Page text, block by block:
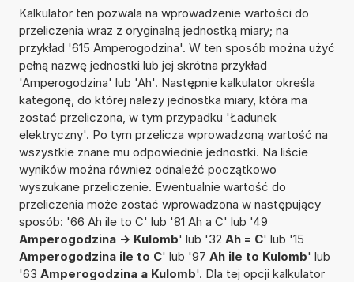
Kalkulator ten pozwala na wprowadzenie wartości do
przeliczenia wraz z oryginalną jednostką miary; na
przykład '615 Amperogodzina'. W ten sposób można użyć
pełną nazwę jednostki lub jej skrótna przykład
'Amperogodzina' lub 'Ah'. Następnie kalkulator określa
kategorię, do której należy jednostka miary, która ma
zostać przeliczona, w tym przypadku 'Ładunek
elektryczny'. Po tym przelicza wprowadzoną wartość na
wszystkie znane mu odpowiednie jednostki. Na liście
wyników można również odnaleźć początkowo
wyszukane przeliczenie. Ewentualnie wartość do
przeliczenia może zostać wprowadzona w następujący
sposób: '66 Ah ile to C' lub '81 Ah a C' lub '49
Amperogodzina -> Kulomb' lub '32 Ah = C' lub '15
Amperogodzina ile to C' lub '97 Ah ile to Kulomb' lub
'63 Amperogodzina a Kulomb'. Dla tej opcji kalkulator